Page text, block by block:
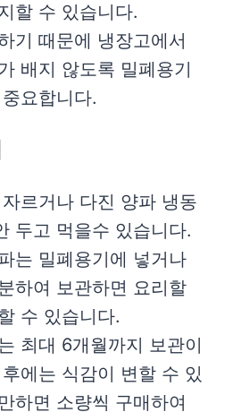
할 수 있습니다.
기 때문에 냉장고에서
배지 않도록 밀폐용기
요합니다.
르거나 다진 양파 냉동
두고 먹을수 있습니다.
는 밀폐용기에 넣거나
하여 보관하면 요리할
수 있습니다.
최대 6개월까지 보관이
에는 식감이 변할 수 있
하면 소량씩 구매하여